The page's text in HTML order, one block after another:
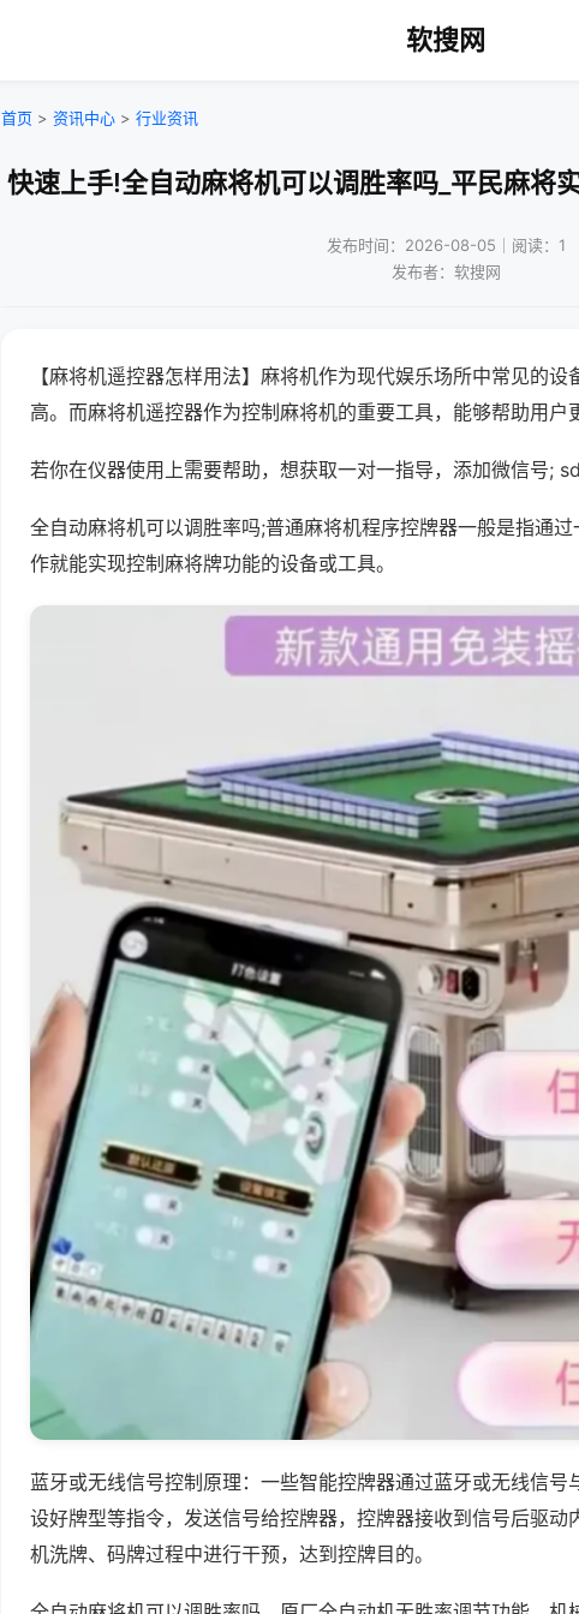
软搜网
首页 > 资讯中心 > 行业资讯
快速上手!全自动麻将机可以调胜率吗_平民麻将
发布时间：2026-08-05｜阅读：1
发布者：软搜网
【麻将机遥控器怎样用法】麻将机作为现代娱乐场所中常见的
高。而麻将机遥控器作为控制麻将机的重要工具，能够帮助用户
若你在仪器使用上需要帮助，想获取一对一指导，添加微信号;
全自动麻将机可以调胜率吗;普通麻将机程序控牌器一般是指通
作就能实现控制麻将牌功能的设备或工具。
蓝牙或无线信号控制原理：一些智能控牌器通过蓝牙或无线信
设好牌型等指令，发送信号给控牌器，控牌器接收到信号后驱动
机洗牌、码牌过程中进行干预，达到控牌目的。